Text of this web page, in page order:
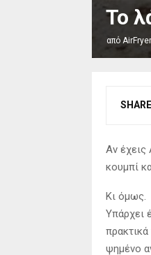
Το
από
SHARE
Αν έχεις
κουμπί
Κι όμως.
Υπάρχει
ψημένο